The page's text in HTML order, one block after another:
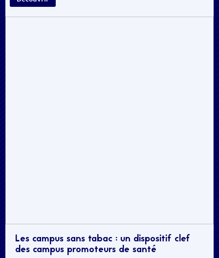
Les campus sans tabac : un dispositif clef
des campus promoteurs de santé